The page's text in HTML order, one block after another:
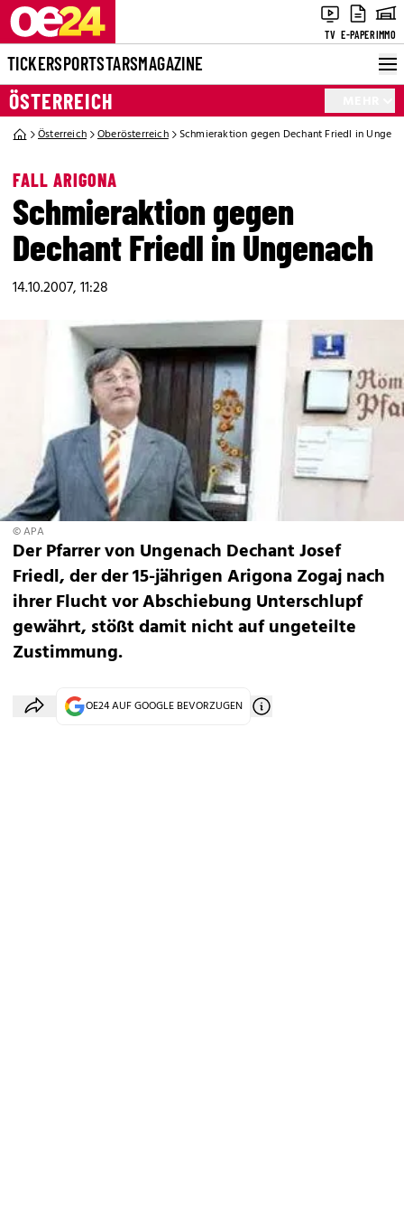
TV E-PAPERIMMO
TICKERSPORTSTARSMAGAZINE
ÖSTERREICH
Österreich Oberösterreich Schmieraktion gegen Dechant Friedl in
FALL ARIGONA
Schmieraktion gegen
Dechant Friedl in Ungenach
14.10.2007, 11:28
© APA
Der Pfarrer von Ungenach Dechant Josef
Friedl, der der 15-jährigen Arigona Zogaj nach
ihrer Flucht vor Abschiebung Unterschlupf
gewährt, stößt damit nicht auf ungeteilte
Zustimmung.
OE24 AUF GOOGLE BEVORZUGEN